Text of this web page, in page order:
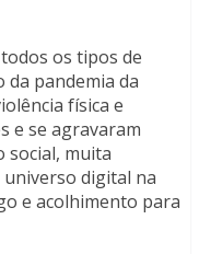
os tipos de
pandemia da
física e
e se agravaram
social, muita
digital na
e acolhimento para